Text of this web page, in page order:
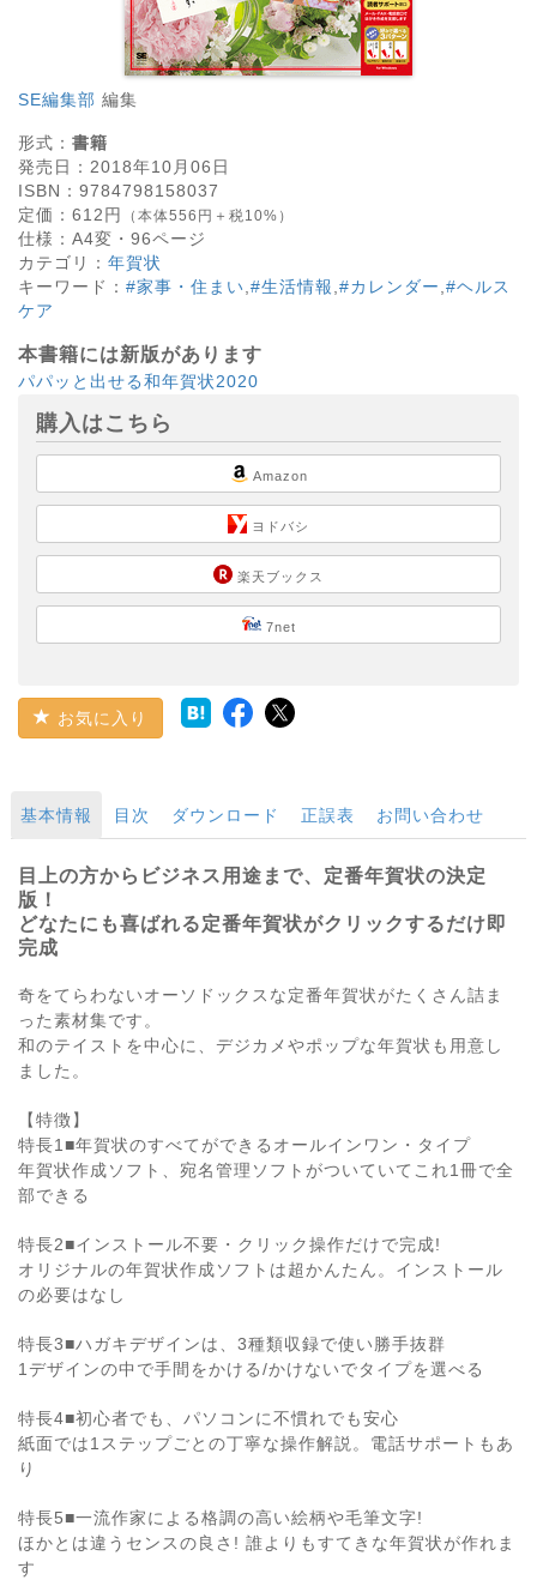
SE編集部 編集
形式： 書籍
発売日： 2018年10月06日
ISBN： 9784798158037
定価： 612 円 （本体556円＋税10%）
仕様： A4変・ 96ページ
カテゴリ： 年賀状
キーワード： #家事・住まい #生活情報 #カレンダー #ヘルス
ケア
本書籍には新版があります
パパッと出せる和年賀状2020
購入はこちら
Amazon
ヨドバシ
楽天ブックス
7net
お気に入り
基本情報 目次 ダウンロード 正誤表 お問い合わせ
目上の方からビジネス用途まで、定番年賀状の決定
版！
どなたにも喜ばれる定番年賀状がクリックするだけ即
完成
奇をてらわないオーソドックスな定番年賀状がたくさん詰ま
った素材集です。
和のテイストを中心に、デジカメやポップな年賀状も用意し
ました。
【特徴】
特長1■年賀状のすべてができるオールインワン・タイプ
年賀状作成ソフト、宛名管理ソフトがついていてこれ1冊で全
部できる
特長2■インストール不要・クリック操作だけで完成!
オリジナルの年賀状作成ソフトは超かんたん。インストール
の必要はなし
特長3■ハガキデザインは、3種類収録で使い勝手抜群
1デザインの中で手間をかける/かけないでタイプを選べる
特長4■初心者でも、パソコンに不慣れでも安心
紙面では1ステップごとの丁寧な操作解説。電話サポートもあ
り
特長5■一流作家による格調の高い絵柄や毛筆文字!
ほかとは違うセンスの良さ! 誰よりもすてきな年賀状が作れま
す